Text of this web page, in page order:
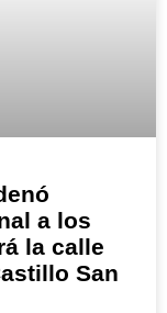
a los
la calle
San